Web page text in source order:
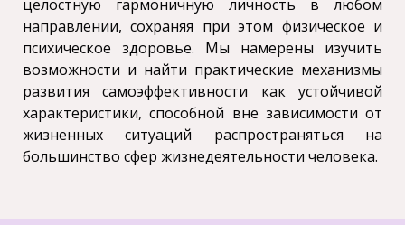
целостную гармоничную личность в любом
направлении, сохраняя при этом физическое и
психическое здоровье. Мы намерены изучить
возможности и найти практические механизмы
развития самоэффективности как устойчивой
характеристики, способной вне зависимости от
жизненных ситуаций распространяться на
большинство сфер жизнедеятельности человека.